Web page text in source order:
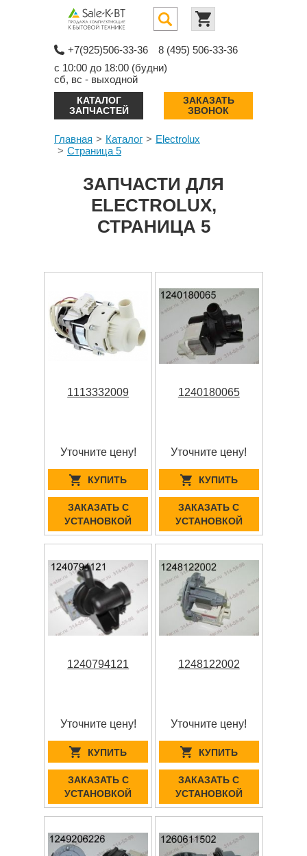
+7(925)506-33-36
8 (495) 506-33-36
с 10:00 до 18:00 (будни)
сб, вс - выходной
КАТАЛОГ
ЗАПЧАСТЕЙ
ЗАКАЗАТЬ
ЗВОНОК
Главная Каталог
Electrolux
Страница 5
ЗАПЧАСТИ ДЛЯ
ELECTROLUX,
СТРАНИЦА 5
1113332009
Уточните цену!
КУПИТЬ
ЗАКАЗАТЬ С
УСТАНОВКОЙ
1240180065
Уточните цену!
КУПИТЬ
ЗАКАЗАТЬ С
УСТАНОВКОЙ
1240794121
Уточните цену!
КУПИТЬ
ЗАКАЗАТЬ С
УСТАНОВКОЙ
1248122002
Уточните цену!
КУПИТЬ
ЗАКАЗАТЬ С
УСТАНОВКОЙ